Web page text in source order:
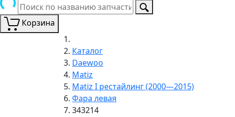
Корзина
Каталог
Daewoo
Matiz
Matiz I рестайлинг (2000—2015)
Фара левая
343214